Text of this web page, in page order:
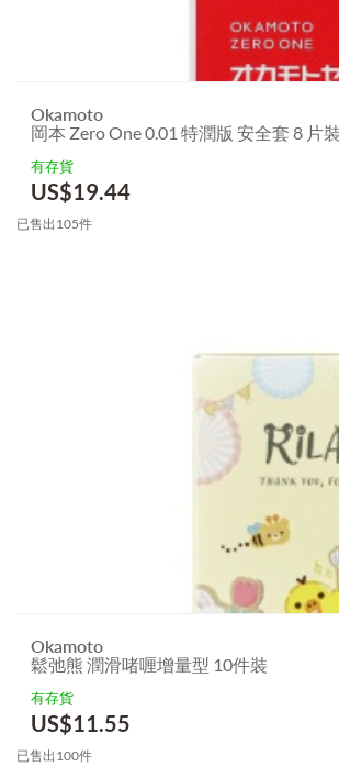
Okamoto
岡本 Zero One 0.01 特潤版 安全套 8 片裝
有存貨
US$19.44
已售出105件
Okamoto
鬆弛熊 潤滑啫喱增量型 10件裝
有存貨
US$11.55
已售出100件